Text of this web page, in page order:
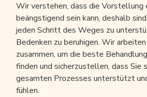
Wir verstehen, dass die Vorstellung
beängstigend sein kann, deshalb
jeden Schritt des Weges zu
Bedenken zu beruhigen. Wir
zusammen, um die beste
finden und sicherzustellen, dass Sie
gesamten Prozesses unterstützt
fühlen.